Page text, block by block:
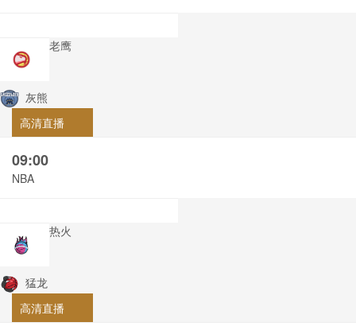
老鹰
灰熊
高清直播
09:00
NBA
热火
猛龙
高清直播